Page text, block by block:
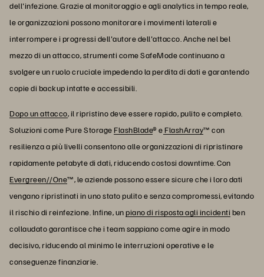
dell'infezione. Grazie al monitoraggio e agli analytics in tempo reale,
le organizzazioni possono monitorare i movimenti laterali e
interrompere i progressi dell'autore dell'attacco. Anche nel bel
mezzo di un attacco, strumenti come SafeMode continuano a
svolgere un ruolo cruciale impedendo la perdita di dati e garantendo
copie di backup intatte e accessibili.
Dopo un attacco, il ripristino deve essere rapido, pulito e completo.
Soluzioni come Pure StorageFlashBlade® eFlashArray™ con
resilienza a più livelli consentono alle organizzazioni di ripristinare
rapidamente petabyte di dati, riducendo costosi downtime. Con
Evergreen//One™, le aziende possono essere sicure che i loro dati
vengano ripristinati in uno stato pulito e senza compromessi, evitando
il rischio di reinfezione. Infine, unpiano di risposta agli incidenti ben
collaudato garantisce che i team sappiano come agire in modo
decisivo, riducendo al minimo le interruzioni operative e le
conseguenze finanziarie.